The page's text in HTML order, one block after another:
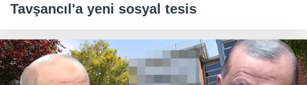
Tavşancıl'a yeni sosyal tesis